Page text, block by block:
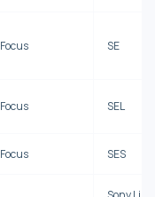
Focus SE
Focus SEL
Focus SES